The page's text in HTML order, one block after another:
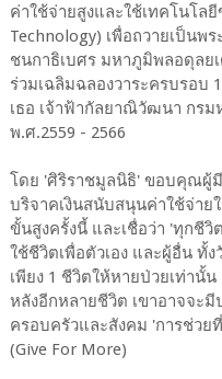
ค่าใช้จ่ายสูงและใช้เทคโนโล
Technology) เพื่อถวายเป็นพ
ชนกาธิเบศร มหาภูมิพลอดุลย
ร่วมเฉลิมฉลองวาระครบรอบ
เธอ เจ้าฟ้ากัลยาณิวัฒนา กร
พ.ศ.2559 - 2566
โดย 'ศิริราชมูลนิธิ' ขอบคุณผู้
บริจาคเงินสนับสนุนค่าใช้จ่าย
ขั้นสูงครั้งนี้ และเชื่อว่า 'ทุกชี
ใช้ชีวิตเพื่อตัวเอง และผู้อื่น ทั้
เพียง 1 ชีวิตให้หายป่วยเท่านั้
หลังอีกหลายชีวิต เขาอาจจะ
ครอบครัวและสังคม 'การช่วย
(Give For More)